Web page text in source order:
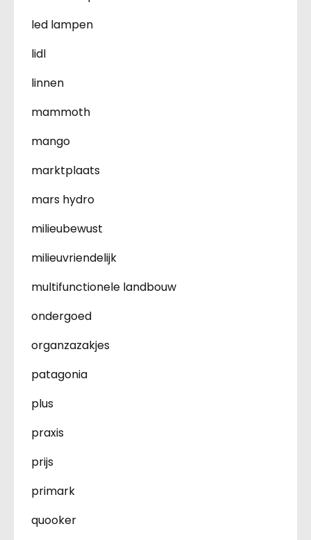
led lampen
lidl
linnen
mammoth
mango
marktplaats
mars hydro
milieubewust
milieuvriendelijk
multifunctionele landbouw
ondergoed
organzazakjes
patagonia
plus
praxis
prijs
primark
quooker